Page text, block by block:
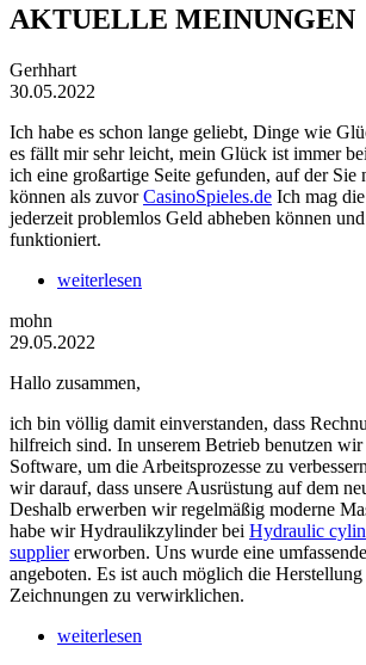
AKTUELLE MEINUNGEN
Gerhhart
30.05.2022
Ich habe es schon lange geliebt, Dinge wie
es fällt mir sehr leicht, mein Glück ist immer
ich eine großartige Seite gefunden, auf der Sie
können als zuvorCasinoSpieles.de Ich mag
jederzeit problemlos Geld abheben können
funktioniert.
weiterlesen
mohn
29.05.2022
Hallo zusammen,
ich bin völlig damit einverstanden, dass
hilfreich sind. In unserem Betrieb benutzen wir
Software, um die Arbeitsprozesse zu
wir darauf, dass unsere Ausrüstung auf dem
Deshalb erwerben wir regelmäßig moderne
habe wir Hydraulikzylinder bei Hydraulic
suppliererworben. Uns wurde eine
angeboten. Es ist auch möglich die Herstellung
Zeichnungen zu verwirklichen.
weiterlesen